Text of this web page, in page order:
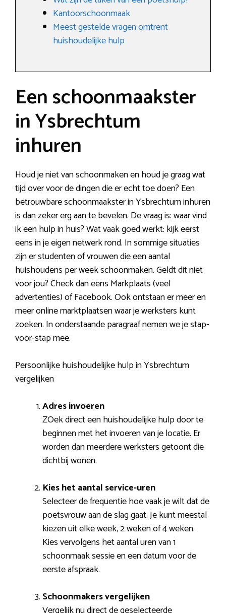
Kantoorschoonmaak
Meest gestelde vragen omtrent
huishoudelijke hulp
Een schoonmaakster
in Ysbrechtum
inhuren
Houd je niet van schoonmaken en houd je graag wat
tijd over voor de dingen die er echt toe doen? Een
betrouwbare schoonmaakster in Ysbrechtum inhuren
is dan zeker erg aan te bevelen. De vraag is: waar vind
ik een hulp in huis? Wat vaak goed werkt: kijk eerst
eens in je eigen netwerk rond. In sommige situaties
zijn er studenten of vrouwen die een aantal
huishoudens per week schoonmaken. Geldt dit niet
voor jou? Check dan eens Markplaats (veel
advertenties) of Facebook. Ook ontstaan er meer en
meer online marktplaatsen waar je werksters kunt
zoeken. In onderstaande paragraaf nemen we je stap-
voor-stap mee.
Persoonlijke huishoudelijke hulp in Ysbrechtum
vergelijken
Adres invoeren
ZOek direct een huishoudelijke hulp door te
beginnen met het invoeren van je locatie. Er
worden dan meerdere werksters getoont die
dichtbij wonen.
Kies het aantal service-uren
Selecteer de frequentie hoe vaak je wilt dat de
poetsvrouw aan de slag gaat. Je kunt meestal
kiezen uit elke week, 2 weken of 4 weken.
Kies vervolgens het aantal uren van 1
schoonmaak sessie en een datum voor de
eerste afspraak.
Schoonmakers vergelijken